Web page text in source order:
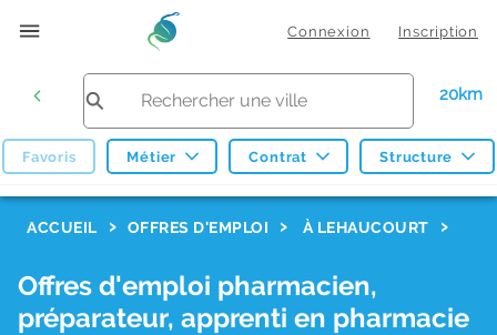
Connexion Inscription
20km
Favoris Métier Contrat Structure
ACCUEIL OFFRES D'EMPLOI À LEHAUCOURT
Offres d'emploi pharmacien,
préparateur, apprenti en pharmacie